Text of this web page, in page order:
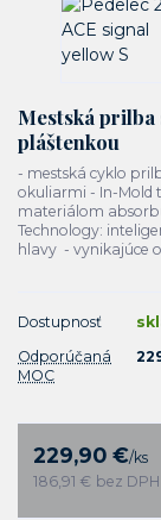
Mestská
pláštenkou
- mestská cyklo
okuliarmi - In-Mold
materiálom
Technology:
hlavy - vynikajúce
Dostupnosť
Odporúčaná
MOC
229,90 €/ks
186,91 € bez DPH